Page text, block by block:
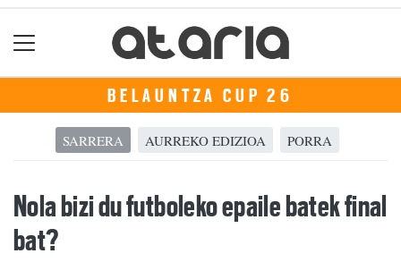
BELAUNTZA CUP 26
SARRERA AURREKO EDIZIOA PORRA
Nola bizi du futboleko epaile batek final
bat?